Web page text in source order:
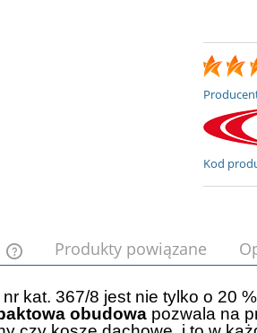
Kod
Cena nie zawiera ewentualnych kosztów
płatności
Produkty powiązane
kat. 367/8 jest nie tylko o 20
obudowa pozwala na